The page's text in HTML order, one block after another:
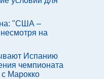
"США –
на
Испанию
чемпионата
Марокко